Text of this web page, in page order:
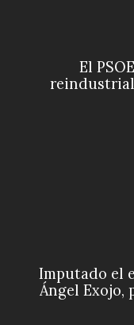
El
Imputado el
Ángel Exojo,